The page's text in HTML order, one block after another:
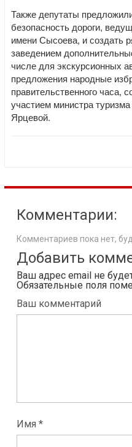
Также депутаты
безопасность дороги,
имени Сысоева, и создать
заведением
числе для экскурсионных
предложения народные
правительственного часа,
участием министра
Ярцевой.
Комментарии:
Комментариев пока нет,
Добавить
Ваш адрес email не
Обязательные поля
Ваш комментарий
Имя *